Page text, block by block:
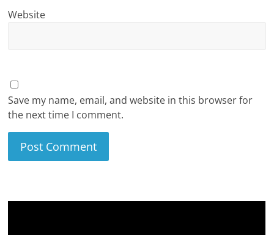
Website
Save my name, email, and website in this browser for
the next time I comment.